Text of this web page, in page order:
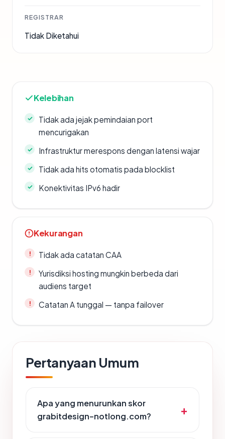
REGISTRAR
Tidak Diketahui
Kelebihan
Tidak ada jejak pemindaian port
mencurigakan
Infrastruktur merespons dengan latensi wajar
Tidak ada hits otomatis pada blocklist
Konektivitas IPv6 hadir
Kekurangan
Tidak ada catatan CAA
Yurisdiksi hosting mungkin berbeda dari
audiens target
Catatan A tunggal — tanpa failover
Pertanyaan Umum
Apa yang menurunkan skor
grabitdesign-notlong.com?